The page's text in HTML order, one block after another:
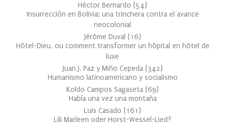
Héctor Bernardo (54)
Insurrección en Bolivia: una trinchera contra el avance
neocolonial
Jérôme Duval (16)
Hôtel-Dieu, ou comment transformer un hôpital en hôtel de
luxe
Juan J. Paz y Miño Cepeda (342)
Humanismo latinoamericano y socialismo
Koldo Campos Sagaseta (69)
Había una vez una montaña
Luis Casado (161 )
Lili Marleen oder Horst-Wessel-Lied?